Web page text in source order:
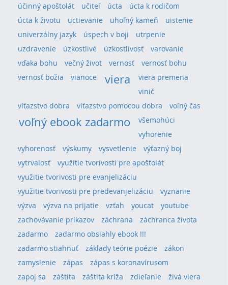
účinný apoštolát
učiteľ úcta
úcta k rodičom
úcta k životu
uctievanie uhoľný kameň
uistenie
univerzálny jazyk
úspech v boji
utrpenie
uzdravenie
úzkostlivé úzkostlivosť
varovanie
vďaka bohu
večný život vernosť
vernosť bohu
vernosť božia
vianoce viera
viera premena
vinič
víťazstvo dobra
víťazstvo pomocou dobra voľný čas
voľný ebook zadarmo
všemohúci
vyhorenie
vyhorenosť
výskumy vysvetlenie
výťazný boj
vytrvalosť
využitie tvorivosti pre apoštolát
využitie tvorivosti pre evanjelizáciu
využitie tvorivosti pre predevanjelizáciu
vyznanie
výzva
výzva na prijatie vzťah youcat
youtube
zachovávanie príkazov
záchrana
záchranca života
zadarmo
zadarmo obsiahly ebook !!!
zadarmo stiahnuť
základy teórie poézie
zákon
zamyslenie
zápas
zápas s koronavírusom
zapoj sa
záštita záštita kríža zdieľanie
živá viera